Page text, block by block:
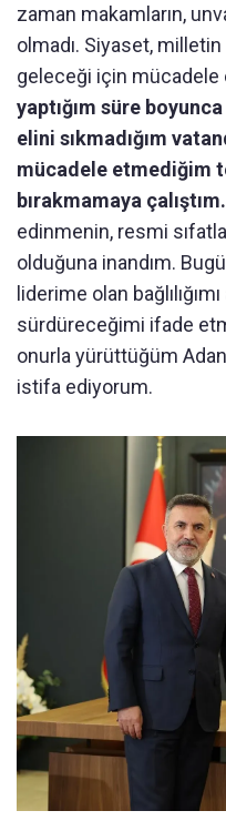
zaman makamların,
olmadı. Siyaset,
geleceği için
yaptığım süre boyunca
elini sıkmadığım
mücadele etmediğim
bırakmamaya çalıştım.
edinmenin, resmi
olduğuna inandım.
liderime olan bağlılığımı
sürdüreceğimi ifade
onurla yürüttüğüm
istifa ediyorum.